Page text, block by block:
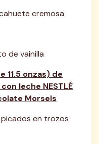
cremosa
de vainilla
11.5 onzas) de
leche NESTLÉ
Morsels
en trozos